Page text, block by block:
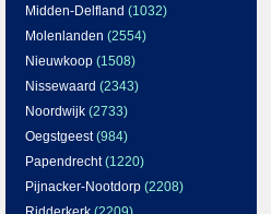
Midden-Delfland (1032)
Molenlanden (2554)
Nieuwkoop (1508)
Nissewaard (2343)
Noordwijk (2733)
Oegstgeest(984)
Papendrecht(1220)
Pijnacker-Nootdorp (2208)